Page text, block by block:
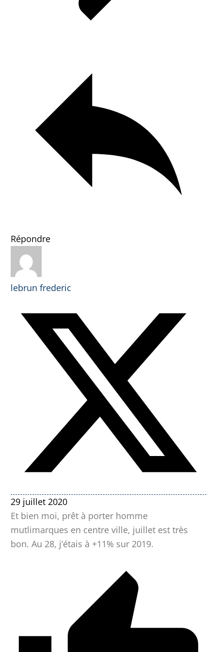
Répondre
lebrun frederic
29 juillet 2020
Et bien moi, prêt à porter homme
mutlimarques en centre ville, juillet est très
bon. Au 28, j’étais à +11% sur 2019.